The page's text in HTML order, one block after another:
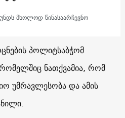
მხოლოდ წინასაარჩევნო
პოლიტსაბჭომ
ნათქვამია, რომ
უმრავლესობა და ამის